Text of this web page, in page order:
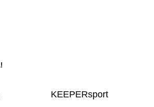
KEEPERsport